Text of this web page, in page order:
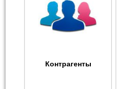
Контрагенты